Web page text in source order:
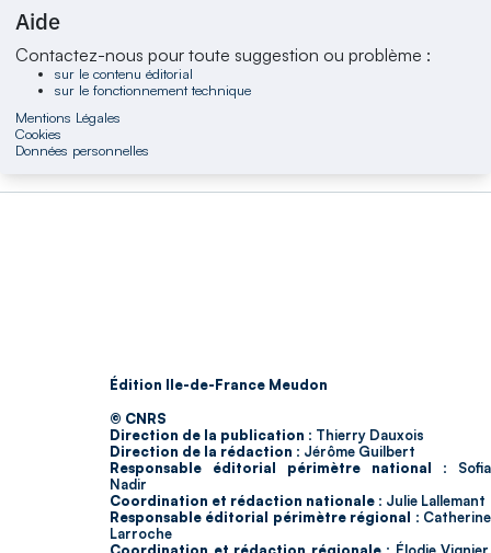
Aide
Contactez-nous pour toute suggestion ou problème :
sur le contenu éditorial
sur le fonctionnement technique
Mentions Légales
Cookies
Données personnelles
Édition Ile-de-France Meudon
© CNRS
Direction de la publication : Thierry Dauxois
Direction de la rédaction : Jérôme Guilbert
Responsable éditorial périmètre national : Sofia
Nadir
Coordination et rédaction nationale : Julie Lallemant
Responsable éditorial périmètre régional : Catherine
Larroche